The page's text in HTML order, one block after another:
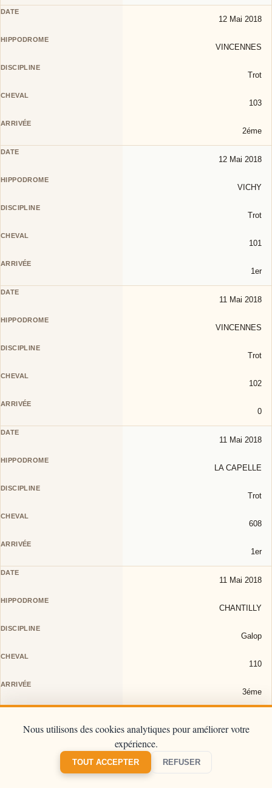
12 Mai 2018
VINCENNES
Trot
103
2éme
12 Mai 2018
VICHY
Trot
101
1er
11 Mai 2018
VINCENNES
Trot
102
0
11 Mai 2018
LA CAPELLE
Trot
608
1er
11 Mai 2018
CHANTILLY
Galop
110
3éme
Nous utilisons des cookies analytiques pour améliorer votre
expérience.
TOUT ACCEPTER REFUSER